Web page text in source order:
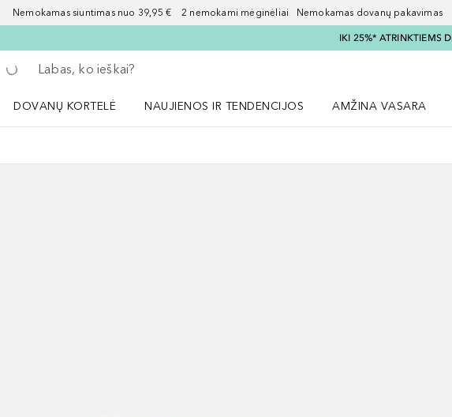
Nemokamas siuntimas nuo 39,95 € 2 nemokami mėginėliai Nemokamas dovanų pakavimas
IKI 25%* ATRINKTIEMS
Grįžk atgal
Vykdykite paiešką
DOVANŲ KORTELĖ
NAUJIENOS IR TENDENCIJOS
AMŽINA VASARA